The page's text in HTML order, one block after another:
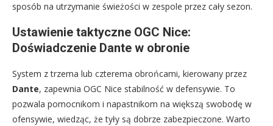
sposób na utrzymanie świeżości w zespole przez cały sezon.
Ustawienie taktyczne OGC Nice:
Doświadczenie Dante w obronie
System z trzema lub czterema obrońcami, kierowany przez
Dante, zapewnia OGC Nice stabilność w defensywie. To
pozwala pomocnikom i napastnikom na większą swobodę w
ofensywie, wiedząc, że tyły są dobrze zabezpieczone. Warto